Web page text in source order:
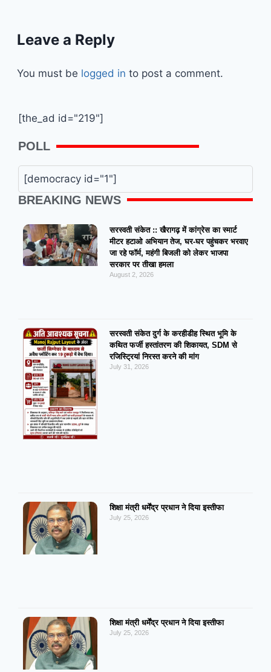
Leave a Reply
You must be logged in to post a comment.
[the_ad id="219"]
POLL
[democracy id="1"]
BREAKING NEWS
सरस्वती संकेत :: खैरागढ़ में कांग्रेस का स्मार्ट
मीटर हटाओ अभियान तेज, घर-घर पहुंचकर भरवाए
जा रहे फॉर्म, महंगी बिजली को लेकर भाजपा
सरकार पर तीखा हमला
August 2, 2026
सरस्वती संकेत दुर्ग के करहीडीह स्थित भूमि के
कथित फर्जी हस्तांतरण की शिकायत, SDM से
रजिस्ट्रियां निरस्त करने की मांग
July 31, 2026
शिक्षा मंत्री धर्मेंद्र प्रधान ने दिया इस्तीफा
July 25, 2026
शिक्षा मंत्री धर्मेंद्र प्रधान ने दिया इस्तीफा
July 25, 2026